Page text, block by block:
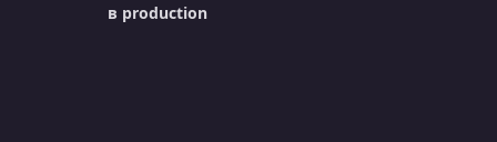
в production